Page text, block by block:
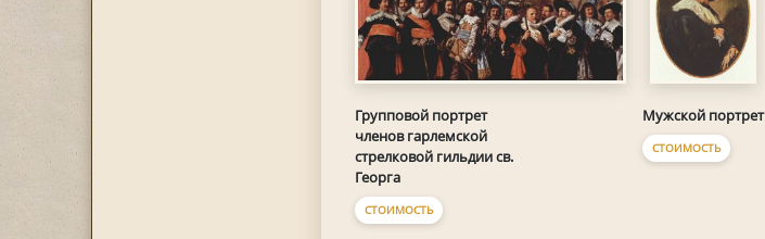
Групповой портрет
членов гарлемской
стрелковой гильдии св.
Георга
СТОИМОСТЬ
Мужской портрет
СТОИМОСТЬ